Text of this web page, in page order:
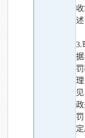
3.
定